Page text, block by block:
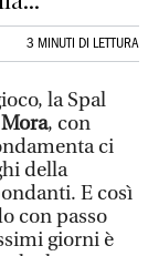
3 MINUTI DI LETTURA
la Spal
Mora, con
ci
della
E così
con passo
giorni è